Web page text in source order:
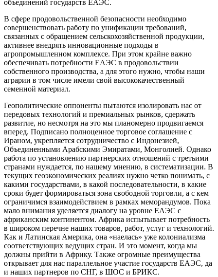
объединений государств ЕАЭС.
В сфере продовольственной безопасности необходимо
совершенствовать работу по унификации требований,
связанных с обращением сельскохозяйственной продукции,
активнее внедрять инновационные подходы в
агропромышленном комплексе. При этом крайне важно
обеспечивать потребности ЕАЭС в продовольствии
собственного производства, а для этого нужно, чтобы наши
аграрии в том числе имели свой высококачественный
семенной материал.
Геополитические оппоненты пытаются изолировать нас от
передовых технологий и премиальных рынков, сдержать
развитие, но несмотря на это мы планомерно продвигаемся
вперед. Подписано полноценное торговое соглашение с
Ираном, укрепляется сотрудничество с Индонезией,
Объединенными Арабскими Эмиратами, Монголией. Однако
работа по установлению партнерских отношений с третьими
странами нуждается, по нашему мнению, в систематизации. В
текущих геоэкономических реалиях нужно четко понимать, с
какими государствами, в какой последовательности, в какие
сроки будет формироваться зона свободной торговли, а с кем
ограничимся взаимодействием в рамках меморандумов. Пока
мало внимания уделяется диалогу на уровне ЕАЭС с
африканским континентом. Африка испытывает потребность
в широком перечне наших товаров, работ, услуг и технологий.
Как и Латинская Америка, она «наелась» уже колониализма
соответствующих ведущих стран. И это момент, когда мы
должны прийти в Африку. Также огромные преимущества
открывает для нас параллельное участие государств ЕАЭС, да
и наших партнеров по СНГ, в ШОС и БРИКС.